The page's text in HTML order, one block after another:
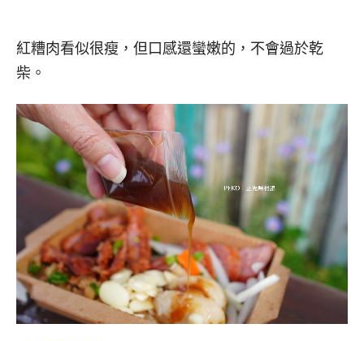
紅糟肉看似很瘦，但口感還蠻嫩的，不會過於乾
柴。